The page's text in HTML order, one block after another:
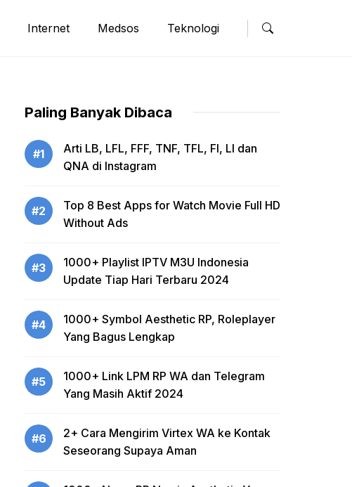
Internet Medsos Teknologi
Paling Banyak Dibaca
#1
Arti LB, LFL, FFF, TNF, TFL, FI, LI dan
QNA di Instagram
#2
Top 8 Best Apps for Watch Movie Full HD
Without Ads
#3
1000+ Playlist IPTV M3U Indonesia
Update Tiap Hari Terbaru 2024
#4
1000+ Symbol Aesthetic RP, Roleplayer
Yang Bagus Lengkap
#5
1000+ Link LPM RP WA dan Telegram
Yang Masih Aktif 2024
#6
2+ Cara Mengirim Virtex WA ke Kontak
Seseorang Supaya Aman